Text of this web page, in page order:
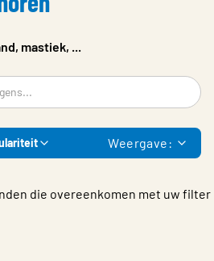
mastiek, ...
Weergave:
die overeenkomen met uw filter